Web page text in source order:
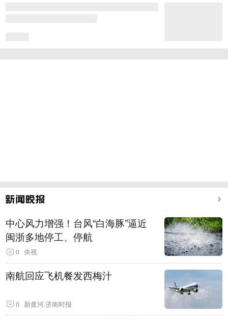
中心风力增强！台风“白海豚”逼近
闽浙多地停工、停航
0 央视
南航回应飞机餐发西梅汁
0 新黄河·济南时报